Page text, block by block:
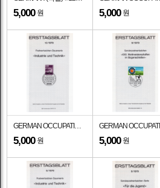
5,000 원 5,000 원
GERMAN OCCUPATION STAMPS(베르린)-#9N375-230pf-FRANKFURT AIRPORT(프랑크푸르트 공항)-기념인 멕시멈카드(MAXIMUMCARD)-1979.5.7일
5,000 원 5,000 원